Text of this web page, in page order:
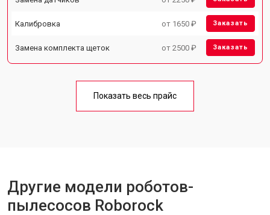
Калибровка от 1650 ₽ Заказать
Замена комплекта щеток от 2500 ₽ Заказать
Показать весь прайс
Другие модели роботов-
пылесосов Roborock